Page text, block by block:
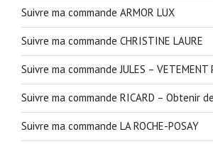
Suivre ma commande ARMOR LUX
Suivre ma commande CHRISTINE LAURE
Suivre ma commande JULES – VETEMENT
Suivre ma commande RICARD – Obtenir
Suivre ma commande LA ROCHE-POSAY